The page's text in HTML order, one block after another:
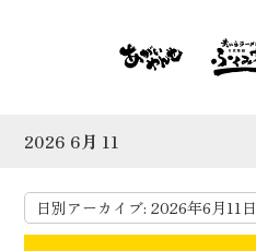
2026 6月 11
日別アーカイブ:2026年6月11日